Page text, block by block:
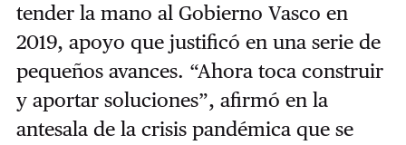
tender la mano al Gobierno Vasco en
2019, apoyo que justificó en una serie de
pequeños avances. “Ahora toca construir
y aportar soluciones”, afirmó en la
antesala de la crisis pandémica que se